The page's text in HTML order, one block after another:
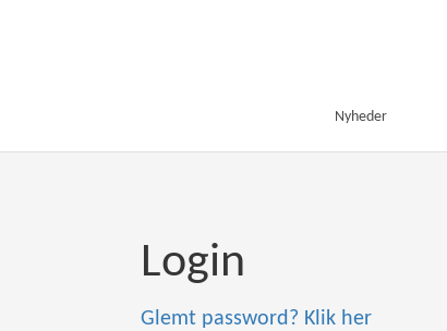
Nyheder
Login
Glemt password? Klik her